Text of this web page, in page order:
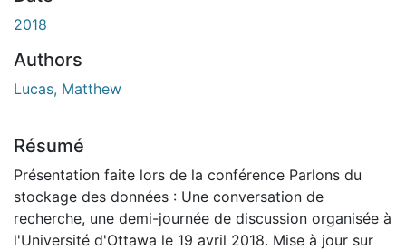
2018
Authors
Lucas, Matthew
Résumé
Présentation faite lors de la conférence Parlons du
stockage des données : Une conversation de
recherche, une demi-journée de discussion organisée à
l'Université d'Ottawa le 19 avril 2018. Mise à jour sur